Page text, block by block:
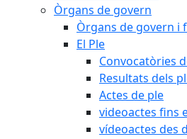
Òrgans de govern
Òrgans de govern i
El Ple
Convocatòries
Resultats dels
Actes de ple
videoactes fins
vídeoactes des